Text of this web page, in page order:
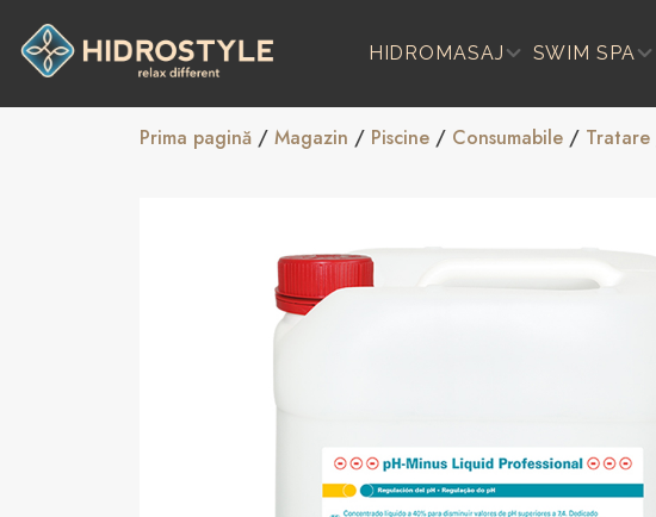
content
HIDROMASAJ SWIM SPA
Prima pagină / Magazin / Piscine / Consumabile / Tratare